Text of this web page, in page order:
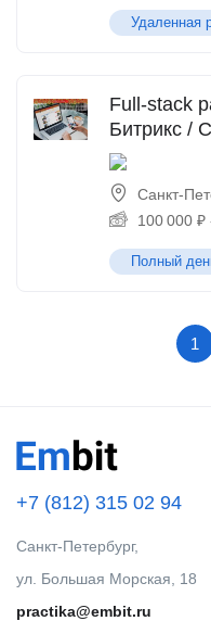
Удаленная
Full-stack
Битрикс /
Санкт-
100 000 ₽
Полный
1
+7 (812) 315 02 94
Санкт-Петербург,
ул. Большая Морская, 18
practika@embit.ru